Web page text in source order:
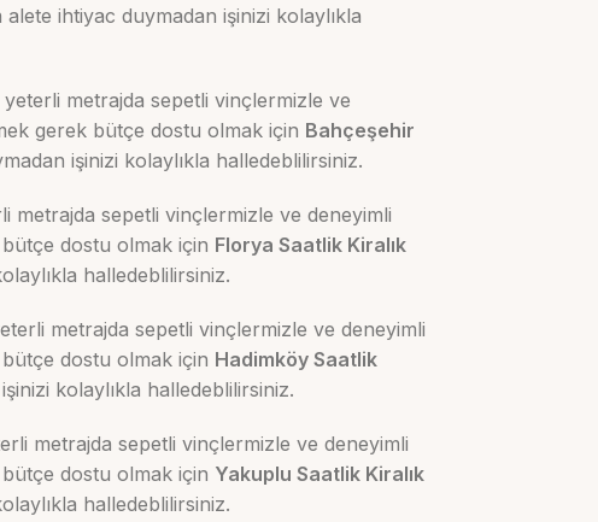
ihtiyac duymadan işinizi kolaylıkla
metrajda sepetli vinçlermizle ve
gerek bütçe dostu olmak için Bahçeşehir
işinizi kolaylıkla halledeblilirsiniz.
sepetli vinçlermizle ve deneyimli
dostu olmak için Florya Saatlik Kiralık
halledeblilirsiniz.
metrajda sepetli vinçlermizle ve deneyimli
dostu olmak için Hadimköy Saatlik
kolaylıkla halledeblilirsiniz.
metrajda sepetli vinçlermizle ve deneyimli
dostu olmak için Yakuplu Saatlik Kiralık
halledeblilirsiniz.